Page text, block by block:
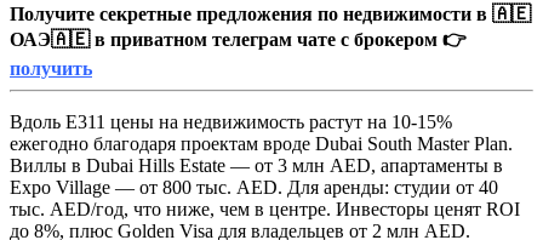
Получите секретные предложения по недвижимости в 🇦🇪
ОАЭ🇦🇪 в приватном телеграм чате с брокером 👉
получить
Вдоль E311 цены на недвижимость растут на 10-15%
ежегодно благодаря проектам вроде Dubai South Master Plan.
Виллы в Dubai Hills Estate — от 3 млн AED, апартаменты в
Expo Village — от 800 тыс. AED. Для аренды: студии от 40
тыс. AED/год, что ниже, чем в центре. Инвесторы ценят ROI
до 8%, плюс Golden Visa для владельцев от 2 млн AED.